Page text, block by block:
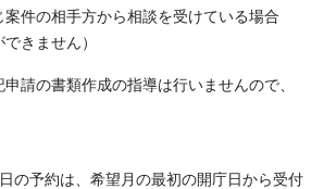
件の相手方から相談を受けている場合
きません）
請の書類作成の指導は行いませんので、
の予約は、希望月の最初の開庁日から受付